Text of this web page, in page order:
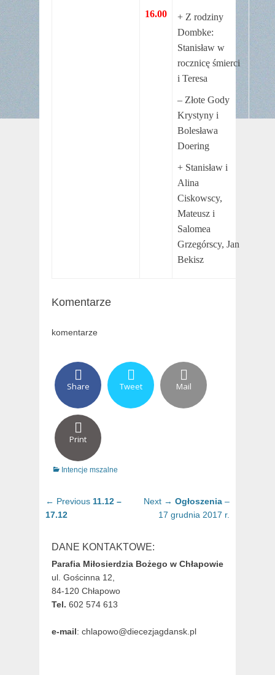
16.00
+ Z rodziny
Dombke:
Stanisław w
rocznicę śmierci
i Teresa
– Złote Gody
Krystyny i
Bolesława
Doering
+ Stanisław i
Alina
Ciskowscy,
Mateusz i
Salomea
Grzegórscy, Jan
Bekisz
Komentarze
komentarze
Share Tweet Mail
Print
Categories
Intencje mszalne
Nawigacja
wpisu
← Previous Previous
11.12 –
17.12
Next → Next
post:
Ogłoszenia –
17 grudnia 2017 r.
DANE KONTAKTOWE:
Parafia Miłosierdzia Bożego w Chłapowie
ul. Gościnna 12,
84-120 Chłapowo
Tel. 602 574 613
e-mail: chlapowo@diecezjagdansk.pl